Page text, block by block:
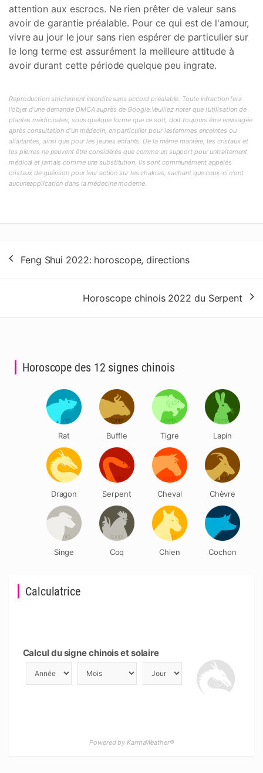
attention aux escrocs. Ne rien prêter de valeur sans
avoir de garantie préalable. Pour ce qui est de l'amour,
vivre au jour le jour sans rien espérer de particulier sur
le long terme est assurément la meilleure attitude à
avoir durant cette période quelque peu ingrate.
Reproduction strictement interdite sans accord préalable. Toute infraction fera
l'objet d'une demande DMCA auprès de Google.Veuillez noter que l'utilisation de
plantes médicinales, sous quelque forme que ce soit, doit toujours être envisagée
après consultation d'un médecin, en particulier pour lesfemmes enceintes ou
allaitantes, ainsi que pour les jeunes enfants. De la même manière, les cristaux et
les pierres ne peuvent être considérés que comme un support pour untraitement
médical et jamais comme une substitution. Ils sont communément appelés
cristaux de guérison pour leur action sur les chakras, sachant que ceux-ci n'ont
aucuneapplication dans la médecine moderne.
de
l’article
Feng Shui 2022: horoscope, directions
Horoscope chinois 2022 du Serpent
Calculatrice
Calcul du signe chinois et solaire
Powered by KarmaWeather®
Horoscope des 12 signes chinois
Rat Buffle Tigre Lapin
Dragon Serpent Cheval Chèvre
Singe Coq Chien Cochon